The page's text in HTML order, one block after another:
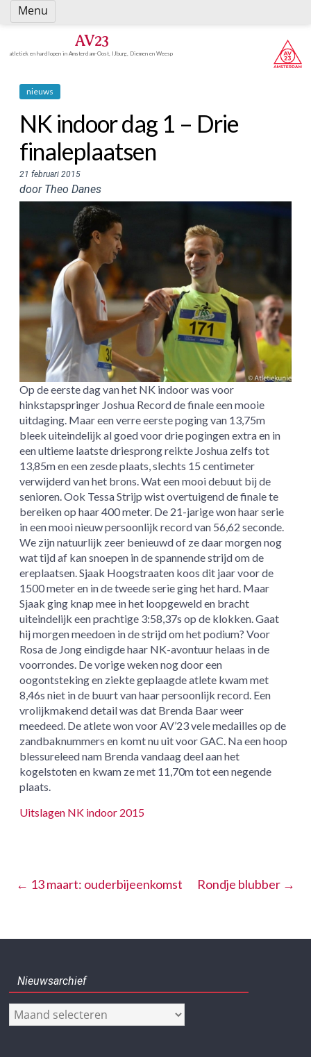
Spring
naar
AV23
atletiek en hardlopen in Amsterdam-Oost, IJburg, Diemen en Weesp
nieuws
NK indoor dag 1 – Drie
finaleplaatsen
21 februari 2015
door Theo Danes
Op de eerste dag van het NK indoor was voor
hinkstapspringer Joshua Record de finale een mooie
uitdaging. Maar een verre eerste poging van 13,75m
bleek uiteindelijk al goed voor drie pogingen extra en in
een ultieme laatste driesprong reikte Joshua zelfs tot
13,85m en een zesde plaats, slechts 15 centimeter
verwijderd van het brons. Wat een mooi debuut bij de
senioren. Ook Tessa Strijp wist overtuigend de finale te
bereiken op haar 400 meter. De 21-jarige won haar serie
in een mooi nieuw persoonlijk record van 56,62 seconde.
We zijn natuurlijk zeer benieuwd of ze daar morgen nog
wat tijd af kan snoepen in de spannende strijd om de
ereplaatsen. Sjaak Hoogstraaten koos dit jaar voor de
1500 meter en in de tweede serie ging het hard. Maar
Sjaak ging knap mee in het loopgeweld en bracht
uiteindelijk een prachtige 3:58,37s op de klokken. Gaat
hij morgen meedoen in de strijd om het podium? Voor
Rosa de Jong eindigde haar NK-avontuur helaas in de
voorrondes. De vorige weken nog door een
oogontsteking en ziekte geplaagde atlete kwam met
8,46s niet in de buurt van haar persoonlijk record. Een
vrolijkmakend detail was dat Brenda Baar weer
meedeed. De atlete won voor AV’23 vele medailles op de
zandbaknummers en komt nu uit voor GAC. Na een hoop
blessureleed nam Brenda vandaag deel aan het
kogelstoten en kwam ze met 11,70m tot een negende
plaats.
Uitslagen NK indoor 2015
← 13 maart: ouderbijeenkomst Rondje blubber →
Nieuwsarchief
Nieuwsarchief
Menu